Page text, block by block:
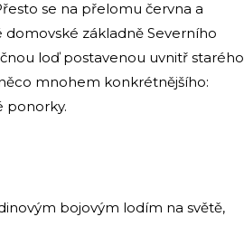
se na přelomu června a
domovské základně Severního
loď postavenou uvnitř starého
mnohem konkrétnějšího:
ponorky.
bojovým lodím na světě,